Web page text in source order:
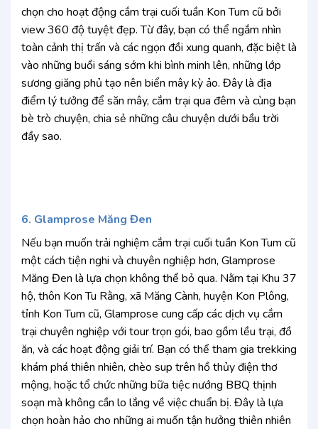
chọn cho hoạt động cắm trại cuối tuần Kon Tum cũ bởi
view 360 độ tuyệt đẹp. Từ đây, bạn có thể ngắm nhìn
toàn cảnh thị trấn và các ngọn đồi xung quanh, đặc biệt là
vào những buổi sáng sớm khi bình minh lên, những lớp
sương giăng phủ tạo nên biển mây kỳ ảo. Đây là địa
điểm lý tưởng để săn mây, cắm trại qua đêm và cùng bạn
bè trò chuyện, chia sẻ những câu chuyện dưới bầu trời
đầy sao.
6. Glamprose Măng Đen
Nếu bạn muốn trải nghiệm cắm trại cuối tuần Kon Tum cũ
một cách tiện nghi và chuyên nghiệp hơn, Glamprose
Măng Đen là lựa chọn không thể bỏ qua. Nằm tại Khu 37
hộ, thôn Kon Tu Rằng, xã Măng Cành, huyện Kon Plông,
tỉnh Kon Tum cũ, Glamprose cung cấp các dịch vụ cắm
trại chuyên nghiệp với tour trọn gói, bao gồm lều trại, đồ
ăn, và các hoạt động giải trí. Bạn có thể tham gia trekking
khám phá thiên nhiên, chèo sup trên hồ thủy điện thơ
mộng, hoặc tổ chức những bữa tiệc nướng BBQ thịnh
soạn mà không cần lo lắng về việc chuẩn bị. Đây là lựa
chọn hoàn hảo cho những ai muốn tận hưởng thiên nhiên